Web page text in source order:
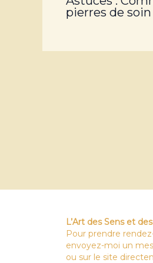
pierres de
L’Art des Sens et
Pour prendre
envoyez-moi un
ou sur le site